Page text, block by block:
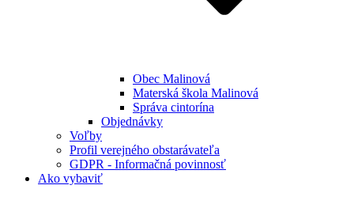
Obec Malinová
Materská škola Malinová
Správa cintorína
Objednávky
Voľby
Profil verejného obstarávateľa
GDPR - Informačná povinnosť
Ako vybaviť